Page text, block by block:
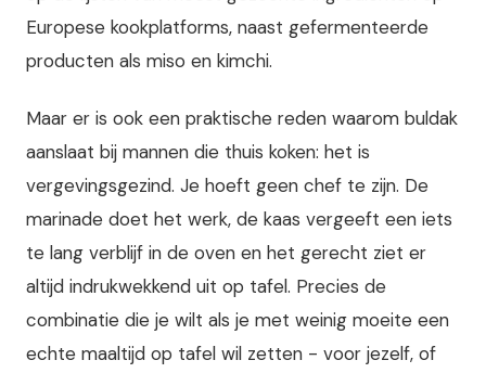
Europese kookplatforms, naast gefermenteerde
producten als miso en kimchi.
Maar er is ook een praktische reden waarom buldak
aanslaat bij mannen die thuis koken: het is
vergevingsgezind. Je hoeft geen chef te zijn. De
marinade doet het werk, de kaas vergeeft een iets
te lang verblijf in de oven en het gerecht ziet er
altijd indrukwekkend uit op tafel. Precies de
combinatie die je wilt als je met weinig moeite een
echte maaltijd op tafel wil zetten - voor jezelf, of